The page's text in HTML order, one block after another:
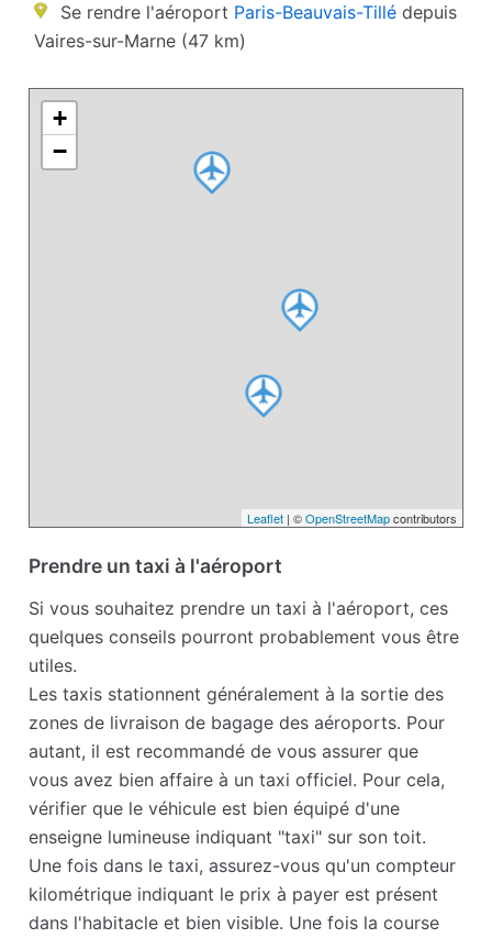
Se rendre l'aéroport Paris-Beauvais-Tillé depuis
Vaires-sur-Marne (47 km)
+
−
Leaflet| ©OpenStreetMapcontributors
Prendre un taxi à l'aéroport
Si vous souhaitez prendre un taxi à l'aéroport, ces
quelques conseils pourront probablement vous être
utiles.
Les taxis stationnent généralement à la sortie des
zones de livraison de bagage des aéroports. Pour
autant, il est recommandé de vous assurer que
vous avez bien affaire à un taxi officiel. Pour cela,
vérifier que le véhicule est bien équipé d'une
enseigne lumineuse indiquant "taxi" sur son toit.
Une fois dans le taxi, assurez-vous qu'un compteur
kilométrique indiquant le prix à payer est présent
dans l'habitacle et bien visible. Une fois la course